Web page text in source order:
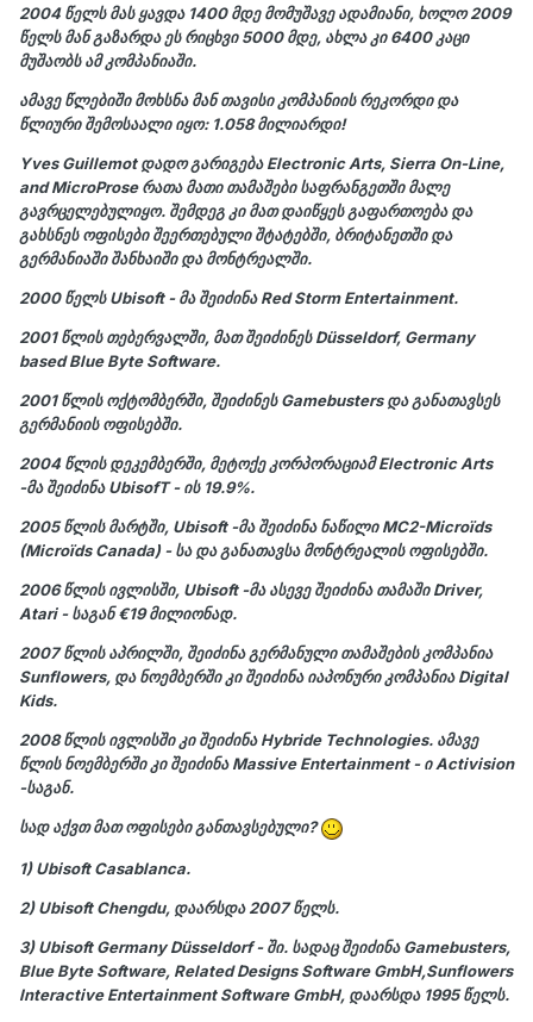
2004 წელს მას ყავდა 1400 მდე მომუშავე ადამიანი, ხოლო 2009
წელს მან გაზარდა ეს რიცხვი 5000 მდე, ახლა კი 6400 კაცი
მუშაობს ამ კომპანიაში.
ამავე წლებიში მოხსნა მან თავისი კომპანიის რეკორდი და
წლიური შემოსაალი იყო: 1.058მილიარდი!
Yves Guillemot დადო გარიგება Electronic Arts, Sierra On-Line,
and MicroProse რათა მათი თამაშები საფრანგეთში მალე
გავრცელებულიყო. შემდეგ კი მათ დაიწყეს გაფართოება და
გახსნეს ოფისები შეერთებული შტატებში, ბრიტანეთში და
გერმანიაში შანხაიში და მონტრეალში.
2000 წელს Ubisoft - მა შეიძინა Red Storm Entertainment.
2001 წლის თებერვალში, მათ შეიძინეს Düsseldorf, Germany
based Blue Byte Software.
2001 წლის ოქტომბერში, შეიძინეს Gamebusters და განათავსეს
გერმანიის ოფისებში.
2004 წლის დეკემბერში, მეტოქე კორპორაციამ Electronic Arts
-მა შეიძინა UbisofT - ის 19.9%.
2005 წლის მარტში, Ubisoft -მა შეიძინა ნაწილი MC2-Microïds
(Microïds Canada) - სა და განათავსა მონტრეალის ოფისებში.
2006 წლის ივლისში, Ubisoft -მა ასევე შეიძინა თამაში Driver,
Atari - საგან €19 მილიონად.
2007 წლის აპრილში, შეიძინა გერმანული თამაშების კომპანია
Sunflowers, და ნოემბერში კი შეიძინა იაპონური კომპანია Digital
Kids.
2008 წლის ივლისში კი შეიძინა Hybride Technologies. ამავე
წლის ნოემბერში კი შეიძინა Massive Entertainment - ი Activision
-საგან.
სად აქვთ მათ ოფისები განთავსებული?
1) Ubisoft Casablanca.
2) Ubisoft Chengdu, დაარსდა 2007 წელს.
3) Ubisoft Germany Düsseldorf - ში. სადაც შეიძინა Gamebusters,
Blue Byte Software, Related Designs Software GmbH,Sunflowers
Interactive Entertainment Software GmbH, დაარსდა 1995 წელს.